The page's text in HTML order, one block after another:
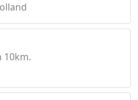
10km.